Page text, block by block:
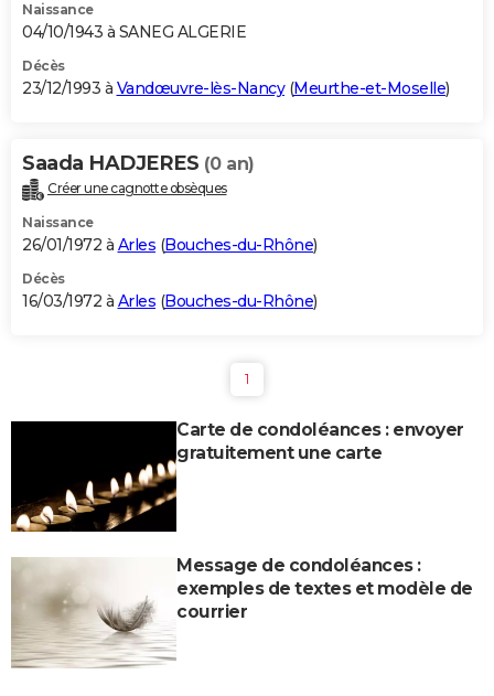
Naissance
04/10/1943 à SANEG ALGERIE
Décès
23/12/1993 à Vandœuvre-lès-Nancy(Meurthe-et-Moselle)
Saada HADJERES (0 an)
Créer une cagnotte obsèques
Naissance
26/01/1972 à Arles (Bouches-du-Rhône)
Décès
16/03/1972 à Arles (Bouches-du-Rhône)
1
Carte de condoléances : envoyer
gratuitement une carte
Message de condoléances :
exemples de textes et modèle de
courrier